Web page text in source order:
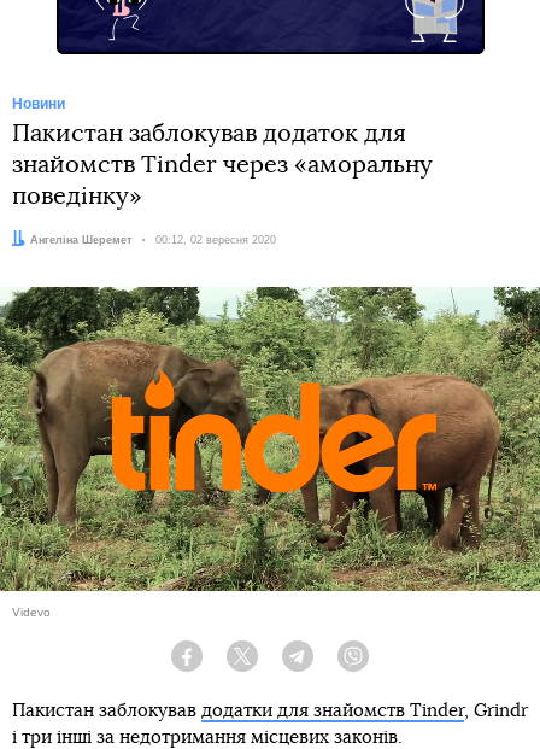
Новини
Пакистан заблокував додаток для
знайомств Tinder через «аморальну
поведінку»
Автор:
Ангеліна Шеремет Дата:
00:12, 02 вересня 2020
Videvo
Facebook Twitter Telegram
Пакистан заблокував додатки для знайомств Tinder, Grindr
і три інші за недотримання місцевих законів.